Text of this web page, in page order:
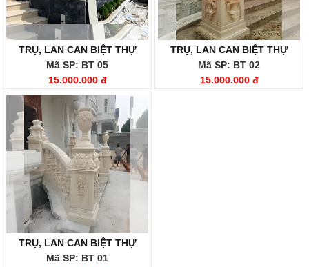
TRỤ, LAN CAN BIỆT THỰ
Mã SP: BT 05
15.000.000 đ
TRỤ, LAN CAN BIỆT THỰ
Mã SP: BT 02
15.000.000 đ
TRỤ, LAN CAN BIỆT THỰ
Mã SP: BT 01